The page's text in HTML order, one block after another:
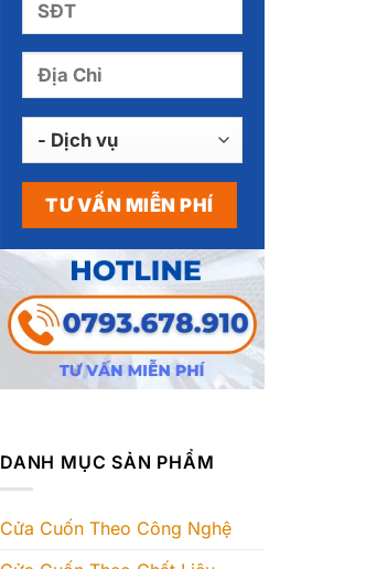
DANH MỤC SẢN PHẨM
Cửa Cuốn Theo Công Nghệ